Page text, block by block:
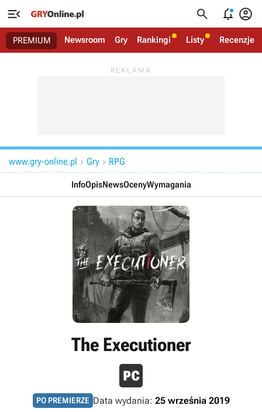
   
PREMIUM Newsroom Gry Rankingi Listy Recenzje
www.gry-online.pl  Gry  RPG
InfoOpisNewsOcenyWymagania
The Executioner
PO PREMIERZE Data wydania: 25 września 2019